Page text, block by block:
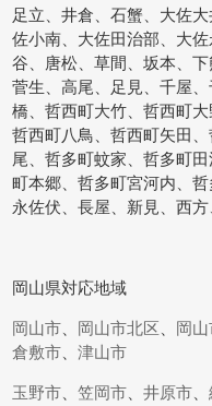
足立、井倉、石蟹、大佐
佐小南、大佐田治部、大
谷、唐松、草間、坂本、
菅生、高尾、足見、千屋
橋、哲西町大竹、哲西町
哲西町八鳥、哲西町矢田
尾、哲多町蚊家、哲多町
町本郷、哲多町宮河内、
永佐伏、長屋、新見、西方
岡山県対応地域
岡山市 岡山市北区 岡
倉敷市 、津山市
玉野市 、笠岡市 、井原市 、